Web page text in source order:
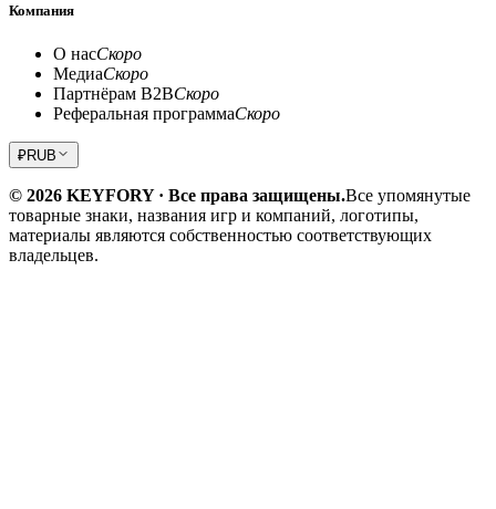
Компания
О насСкоро
МедиаСкоро
Партнёрам B2BСкоро
Реферальная программаСкоро
₽RUB
© 2026 KEYFORY · Все права защищены.Все упомянутые
товарные знаки, названия игр и компаний, логотипы,
материалы являются собственностью соответствующих
владельцев.